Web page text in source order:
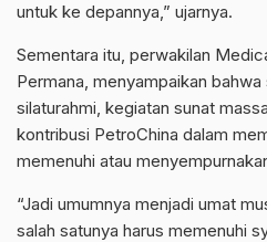
untuk ke depannya,” ujarnya.
Sementara itu, perwakilan
Permana, menyampaikan bahwa
silaturahmi, kegiatan sunat
kontribusi PetroChina dalam
memenuhi atau
“Jadi umumnya menjadi umat
salah satunya harus memenuhi